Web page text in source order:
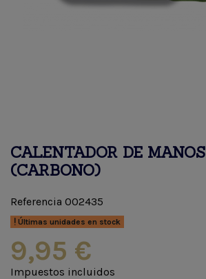
CALENTADOR DE MANOS
(CARBONO)
Referencia 002435
Últimas unidades en stock
9,95 €
Impuestos incluidos